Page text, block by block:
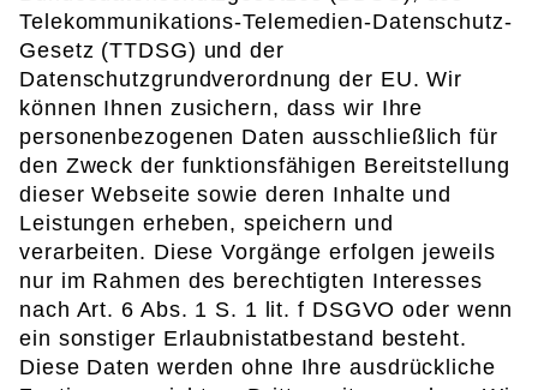
Telekommunikations-Telemedien-Datenschutz-
Gesetz (TTDSG) und der
Datenschutzgrundverordnung der EU. Wir
können Ihnen zusichern, dass wir Ihre
personenbezogenen Daten ausschließlich für
den Zweck der funktionsfähigen Bereitstellung
dieser Webseite sowie deren Inhalte und
Leistungen erheben, speichern und
verarbeiten. Diese Vorgänge erfolgen jeweils
nur im Rahmen des berechtigten Interesses
nach Art. 6 Abs. 1 S. 1 lit. f DSGVO oder wenn
ein sonstiger Erlaubnistatbestand besteht.
Diese Daten werden ohne Ihre ausdrückliche